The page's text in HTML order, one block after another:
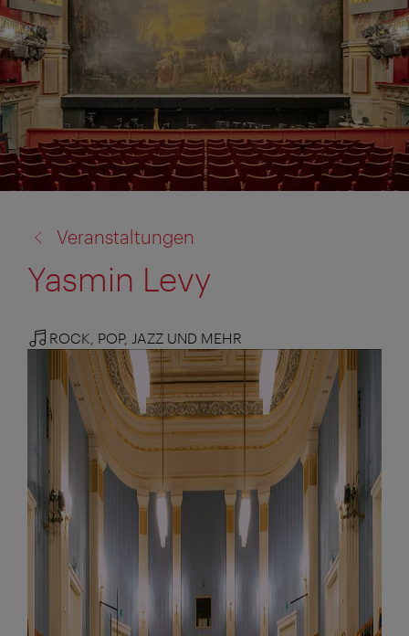
zu:
Veranstaltungen
Yasmin Levy
ROCK, POP, JAZZ UND MEHR